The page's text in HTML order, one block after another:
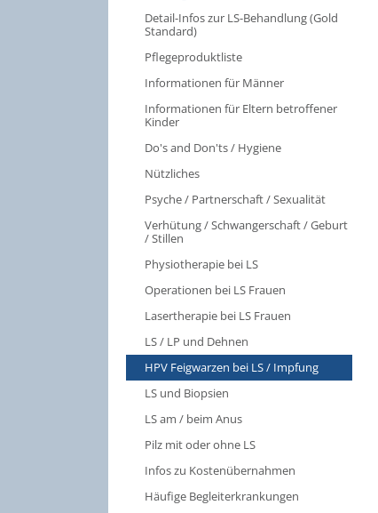
Detail-Infos zur LS-Behandlung (Gold
Standard)
Pflegeproduktliste
Informationen für Männer
Informationen für Eltern betroffener
Kinder
Do's and Don'ts / Hygiene
Nützliches
Psyche / Partnerschaft / Sexualität
Verhütung / Schwangerschaft / Geburt
/ Stillen
Physiotherapie bei LS
Operationen bei LS Frauen
Lasertherapie bei LS Frauen
LS / LP und Dehnen
HPV Feigwarzen bei LS / Impfung
LS und Biopsien
LS am / beim Anus
Pilz mit oder ohne LS
Infos zu Kostenübernahmen
Häufige Begleiterkrankungen